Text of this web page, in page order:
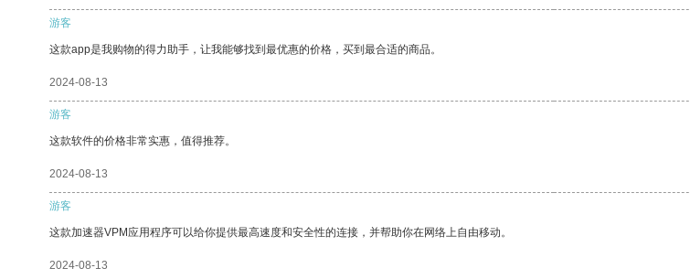
游客
这款app是我购物的得力助手，让我能够找到最优惠的价格，买到最合适的商品。
2024-08-13
游客
这款软件的价格非常实惠，值得推荐。
2024-08-13
游客
这款加速器VPM应用程序可以给你提供最高速度和安全性的连接，并帮助你在网络上自由移动。
2024-08-13